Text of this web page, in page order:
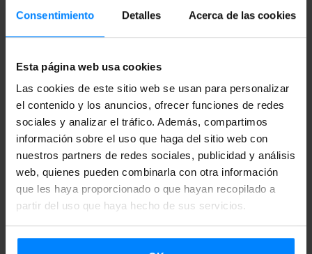
Consentimiento Detalles Acerca de las cookies
Esta página web usa cookies
Las cookies de este sitio web se usan para personalizar
el contenido y los anuncios, ofrecer funciones de redes
sociales y analizar el tráfico. Además, compartimos
información sobre el uso que haga del sitio web con
nuestros partners de redes sociales, publicidad y análisis
web, quienes pueden combinarla con otra información
que les haya proporcionado o que hayan recopilado a
partir del uso que haya hecho de sus servicios.
Dávila Wood), ‘Dar-dar’ (Paul Urkijo ), ‘Ehiza’ (Hauazkena
solar’ (Pablo Hernando) y ‘Ya no duermo’ (
Estas dos últimas son las obras premiadas en el Festival de
Málaga.
Las actividades del programa Kimuak por tierras escocesas
están organizadas por CinemaAttic, que desde hace más
de 10 años se dedica a promover el cine iberoamericano
en Escocia, y cuenta con el apoyo de Etxepare Euskal
Institutua, como parte de su estrategia de abrir ventanas a